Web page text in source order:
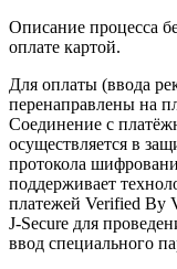
Описание процесса
оплате картой.
Для оплаты (ввода
перенаправлены
Соединение с
осуществляется в
протокола
поддерживает
платежей Verified By
J-Secure для
ввод специального